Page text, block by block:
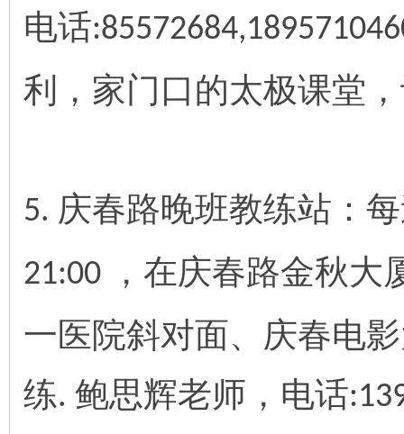
电话
利，家门口的太极课堂
5. 庆春路晚班教练站：
21:00
，在庆春路金秋
一医院斜对面、庆春电
练. 鲍思辉老师，电话